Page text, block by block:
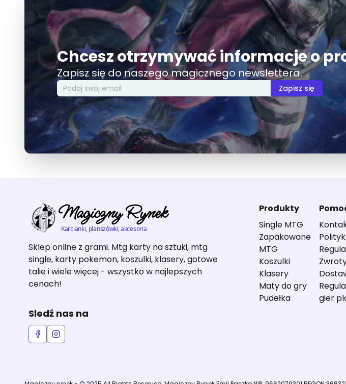
Chcesz otrzymywać informacje o
Zapisz się do naszego magicznego newslettera.
Zapisz się
Magiczny Rynek
Karcianki, planszówki, akcesoria
Sklep online z grami. Mtg karty na sztuki, mtg
single, karty pokemon, koszulki, klasery, gotowe
talie i wiele więcej - wszystko w najlepszych
cenach!
Sledź nas na
Produkty
Single MTG
Zapakowane
MTG
Koszulki
Klasery
Maty do gry
Pudełka
gier